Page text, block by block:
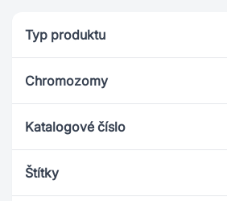
Typ produktu
Chromozomy
Katalogové číslo
Štítky